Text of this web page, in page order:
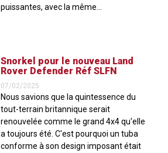
puissantes, avec la même...
Snorkel pour le nouveau Land
Rover Defender Réf SLFN
07/02/2025
Nous savions que la quintessence du
tout-terrain britannique serait
renouvelée comme le grand 4x4 qu'elle
a toujours été. C'est pourquoi un tuba
conforme à son design imposant était